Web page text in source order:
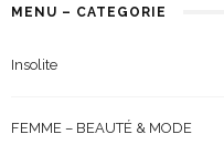
MENU – CATEGORIE
Insolite
FEMME – BEAUTÉ & MODE